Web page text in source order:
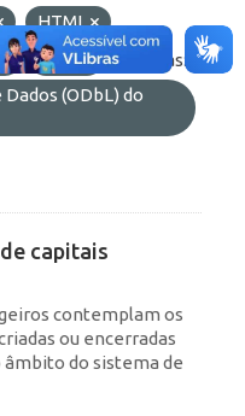
HTML
RDE
Licenças:
(ODbL) do
capitais
contemplam os
ou encerradas
âmbito do sistema de